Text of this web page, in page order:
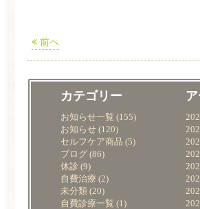
前へ
カテゴリー
お知らせ一覧 (155)
お知らせ (120)
セルフケア商品 (5)
ブログ (86)
休診 (9)
自費治療 (2)
未分類 (20)
自費診療一覧 (1)
よくある質問